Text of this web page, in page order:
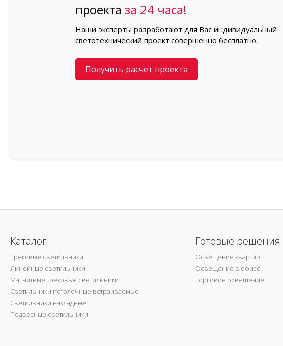
проектаза 24 часа!
Наши эксперты разработают для Вас индивидуальный
светотехнический проект совершенно бесплатно.
Получить расчет проекта
Каталог
Трековые светильники
Линейные светильники
Магнитные трековые светильники
Светильники потолочные встраиваемые
Светильники накладные
Подвесные светильники
Готовые решения
Освещение квартир
Освещение в офисе
Торговое освещение